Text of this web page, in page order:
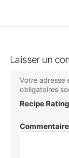
Laisser un
Votre adresse
obligatoires
Recipe Rating
Commentaire